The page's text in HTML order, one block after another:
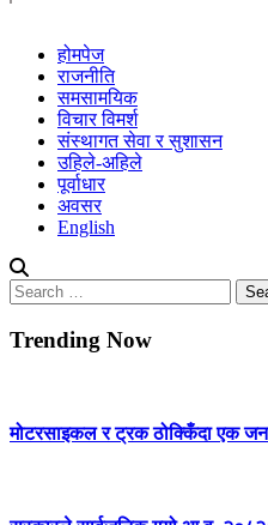
होमपेज
राजनीति
समसामयिक
विचार विमर्श
संस्थागत सेवा र सुशासन
उहिले-अहिले
पूर्वाधार
अवसर
English
Search
for:
Trending Now
मोटरसाइकल र ट्रक ठोक्किँदा एक